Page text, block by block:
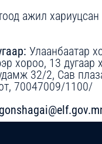
ажил
Улаанбаатар
хороо, 13 дугаар
32/2, Сав
70047009/1100/